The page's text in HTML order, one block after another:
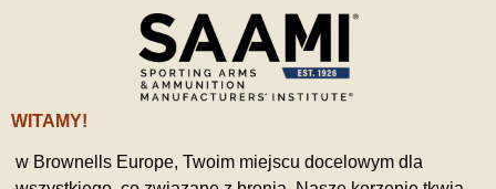
WITAMY!
w Brownells Europe, Twoim miejscu docelowym dla